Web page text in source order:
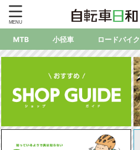
MTB 小径車 ロードバイク